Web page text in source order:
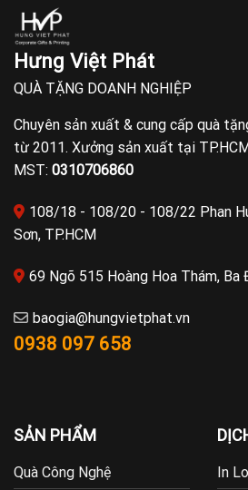
Hưng Việt Phát
QUÀ TẶNG DOANH NGHIỆP
Chuyên sản xuất & cung cấp quà
từ 2011. Xưởng sản xuất tại
MST: 0310706860
108/18 - 108/20 - 108/22 Phan
Sơn, TP.HCM
69 Ngõ 515 Hoàng Hoa Thám, Ba
baogia@hungvietphat.vn
0938 097 658
SẢN PHẨM
Quà Công Nghệ
In